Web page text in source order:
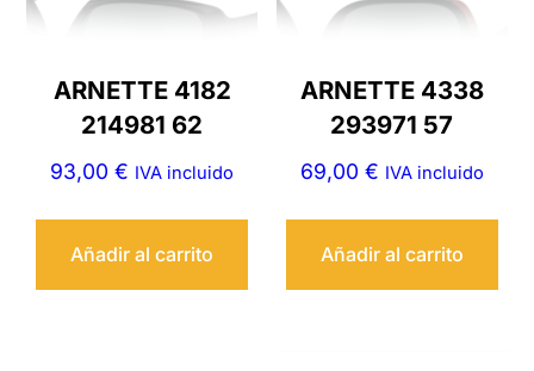
ARNETTE 4182
214981 62
93,00€ IVA incluido
Añadir al carrito
ARNETTE 4338
293971 57
69,00 € IVA incluido
Añadir al carrito